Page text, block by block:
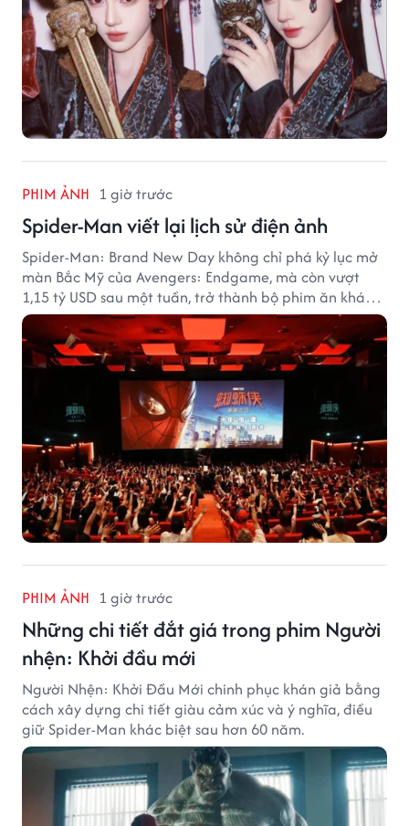
PHIM ẢNH 1 giờ trước
Spider-Man viết lại lịch sử điện ảnh
Spider-Man: Brand New Day không chỉ phá kỷ lục mở
màn Bắc Mỹ của Avengers: Endgame, mà còn vượt
1,15 tỷ USD sau một tuần, trở thành bộ phim ăn khách
nhất năm 2026.
PHIM ẢNH 1 giờ trước
Những chi tiết đắt giá trong phim Người
nhện: Khởi đầu mới
Người Nhện: Khởi Đầu Mới chinh phục khán giả bằng
cách xây dựng chi tiết giàu cảm xúc và ý nghĩa, điều
giữ Spider-Man khác biệt sau hơn 60 năm.